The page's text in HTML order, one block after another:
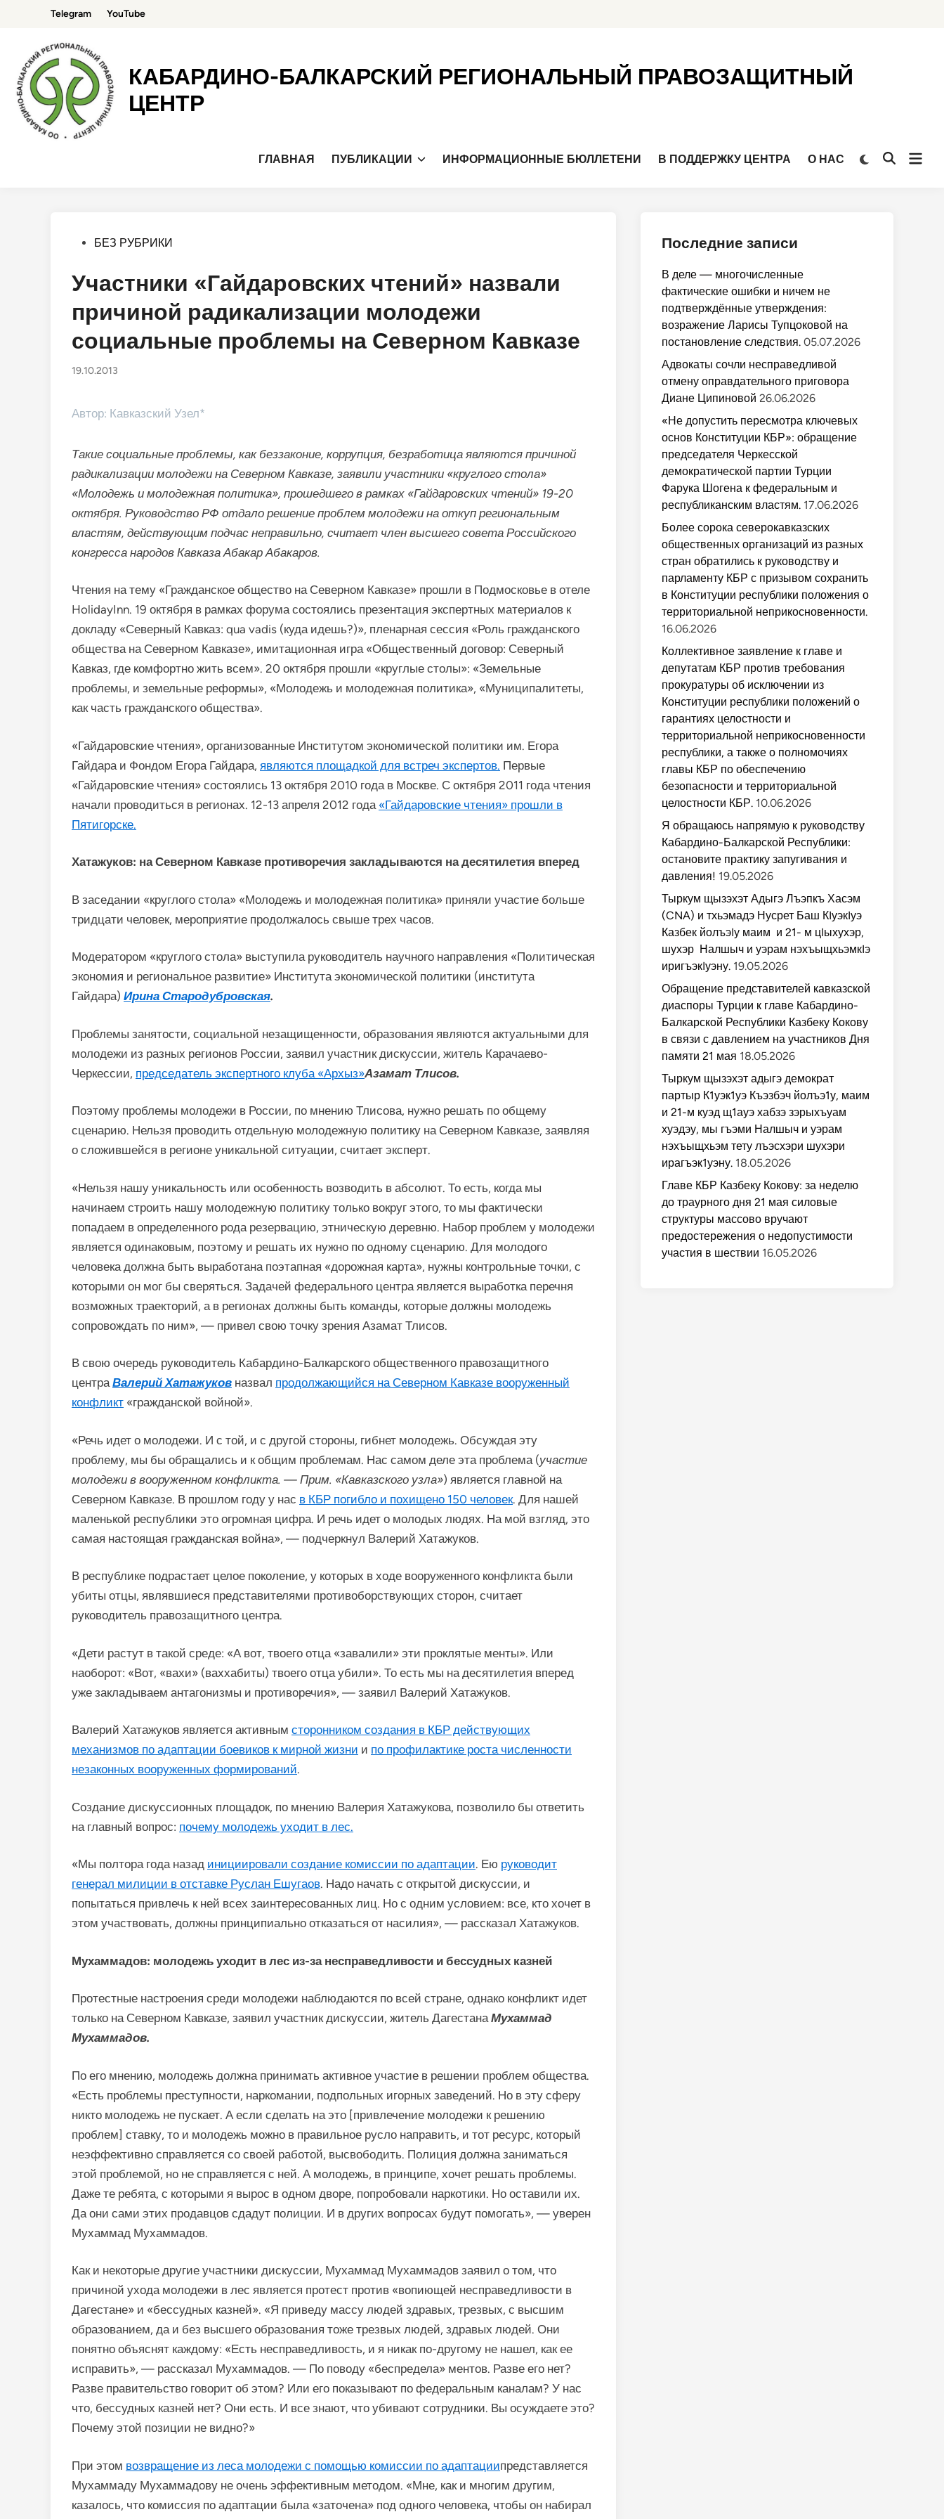
содержимому
Telegram YouTube
КАБАРДИНО-БАЛКАРСКИЙ РЕГИОНАЛЬНЫЙ ПРАВОЗАЩИТНЫЙ
ЦЕНТР
ГЛАВНАЯ ПУБЛИКАЦИИ ИНФОРМАЦИОННЫЕ БЮЛЛЕТЕНИ В ПОДДЕРЖКУ ЦЕНТРА О НАС
Переключить
Открыть
Опубликовано
БЕЗ РУБРИКИ
Участники «Гайдаровских чтений» назвали
причиной радикализации молодежи
социальные проблемы на Северном Кавказе
19.10.2013
Автор: Кавказский Узел*
Такие социальные проблемы, как беззаконие, коррупция, безработица являются причиной
радикализации молодежи на Северном Кавказе, заявили участники «круглого стола»
«Молодежь и молодежная политика», прошедшего в рамках «Гайдаровских чтений» 19-20
октября. Руководство РФ отдало решение проблем молодежи на откуп региональным
властям, действующим подчас неправильно, считает член высшего совета Российского
конгресса народов Кавказа Абакар Абакаров.
Чтения на тему «Гражданское общество на Северном Кавказе» прошли в Подмосковье в отеле
HolidayInn. 19 октября в рамках форума состоялись презентация экспертных материалов к
докладу «Северный Кавказ: qua vadis (куда идешь?)», пленарная сессия «Роль гражданского
общества на Северном Кавказе», имитационная игра «Общественный договор: Северный
Кавказ, где комфортно жить всем». 20 октября прошли «круглые столы»: «Земельные
проблемы, и земельные реформы», «Молодежь и молодежная политика», «Муниципалитеты,
как часть гражданского общества».
«Гайдаровские чтения», организованные Институтом экономической политики им. Егора
Гайдара и Фондом Егора Гайдара, являются площадкой для встреч экспертов. Первые
«Гайдаровские чтения» состоялись 13 октября 2010 года в Москве. С октября 2011 года чтения
начали проводиться в регионах. 12-13 апреля 2012 года «Гайдаровские чтения» прошли в
Пятигорске.
Хатажуков: на Северном Кавказе противоречия закладываются на десятилетия вперед
В заседании «круглого стола» «Молодежь и молодежная политика» приняли участие больше
тридцати человек, мероприятие продолжалось свыше трех часов.
Модератором «круглого стола» выступила руководитель научного направления «Политическая
экономия и региональное развитие» Института экономической политики (института
Гайдара) Ирина Стародубровская.
Проблемы занятости, социальной незащищенности, образования являются актуальными для
молодежи из разных регионов России, заявил участник дискуссии, житель Карачаево-
Черкессии, председатель экспертного клуба «Архыз»Азамат Тлисов.
Поэтому проблемы молодежи в России, по мнению Тлисова, нужно решать по общему
сценарию. Нельзя проводить отдельную молодежную политику на Северном Кавказе, заявляя
о сложившейся в регионе уникальной ситуации, считает эксперт.
«Нельзя нашу уникальность или особенность возводить в абсолют. То есть, когда мы
начинаем строить нашу молодежную политику только вокруг этого, то мы фактически
попадаем в определенного рода резервацию, этническую деревню. Набор проблем у молодежи
является одинаковым, поэтому и решать их нужно по одному сценарию. Для молодого
человека должна быть выработана поэтапная «дорожная карта», нужны контрольные точки, с
которыми он мог бы сверяться. Задачей федерального центра является выработка перечня
возможных траекторий, а в регионах должны быть команды, которые должны молодежь
сопровождать по ним», — привел свою точку зрения Азамат Тлисов.
В свою очередь руководитель Кабардино-Балкарского общественного правозащитного
центраВалерий Хатажуков назвал продолжающийся на Северном Кавказе вооруженный
конфликт «гражданской войной».
«Речь идет о молодежи. И с той, и с другой стороны, гибнет молодежь. Обсуждая эту
проблему, мы бы обращались и к общим проблемам. Нас самом деле эта проблема (участие
молодежи в вооруженном конфликта. — Прим. «Кавказского узла») является главной на
Северном Кавказе. В прошлом году у нас в КБР погибло и похищено 150 человек. Для нашей
маленькой республики это огромная цифра. И речь идет о молодых людях. На мой взгляд, это
самая настоящая гражданская война», — подчеркнул Валерий Хатажуков.
В республике подрастает целое поколение, у которых в ходе вооруженного конфликта были
убиты отцы, являвшиеся представителями противоборствующих сторон, считает
руководитель правозащитного центра.
«Дети растут в такой среде: «А вот, твоего отца «завалили» эти проклятые менты». Или
наоборот: «Вот, «вахи» (ваххабиты) твоего отца убили». То есть мы на десятилетия вперед
уже закладываем антагонизмы и противоречия», — заявил Валерий Хатажуков.
Валерий Хатажуков является активным сторонником создания в КБР действующих
механизмов по адаптации боевиков к мирной жизни и по профилактике роста численности
незаконных вооруженных формирований.
Создание дискуссионных площадок, по мнению Валерия Хатажукова, позволило бы ответить
на главный вопрос: почему молодежь уходит в лес.
«Мы полтора года назад инициировали создание комиссии по адаптации. Ею руководит
генерал милиции в отставке Руслан Ешугаов. Надо начать с открытой дискуссии, и
попытаться привлечь к ней всех заинтересованных лиц. Но с одним условием: все, кто хочет в
этом участвовать, должны принципиально отказаться от насилия», — рассказал Хатажуков.
Мухаммадов: молодежь уходит в лес из-за несправедливости и бессудных казней
Протестные настроения среди молодежи наблюдаются по всей стране, однако конфликт идет
только на Северном Кавказе, заявил участник дискуссии, житель ДагестанаМухаммад
Мухаммадов.
По его мнению, молодежь должна принимать активное участие в решении проблем общества.
«Есть проблемы преступности, наркомании, подпольных игорных заведений. Но в эту сферу
никто молодежь не пускает. А если сделать на это [привлечение молодежи к решению
проблем] ставку, то и молодежь можно в правильное русло направить, и тот ресурс, который
неэффективно справляется со своей работой, высвободить. Полиция должна заниматься
этой проблемой, но не справляется с ней. А молодежь, в принципе, хочет решать проблемы.
Даже те ребята, с которыми я вырос в одном дворе, попробовали наркотики. Но оставили их.
Да они сами этих продавцов сдадут полиции. И в других вопросах будут помогать», — уверен
Мухаммад Мухаммадов.
Как и некоторые другие участники дискуссии, Мухаммад Мухаммадов заявил о том, что
причиной ухода молодежи в лес является протест против «вопиющей несправедливости в
Дагестане» и «бессудных казней». «Я приведу массу людей здравых, трезвых, с высшим
образованием, да и без высшего образования тоже трезвых людей, здравых людей. Они
понятно объяснят каждому: «Есть несправедливость, и я никак по-другому не нашел, как ее
исправить», — рассказал Мухаммадов. — По поводу «беспредела» ментов. Разве его нет?
Разве правительство говорит об этом? Или его показывают по федеральным каналам? У нас
что, бессудных казней нет? Они есть. И все знают, что убивают сотрудники. Вы осуждаете это?
Почему этой позиции не видно?»
При этом возвращение из леса молодежи с помощью комиссии по адаптациипредставляется
Мухаммаду Мухаммадову не очень эффективным методом. «Мне, как и многим другим,
казалось, что комиссия по адаптации была «заточена» под одного человека, чтобы он набирал
Последние записи
В деле — многочисленные
фактические ошибки и ничем не
подтверждённые утверждения:
возражение Ларисы Тупцоковой на
постановление следствия. 05.07.2026
Адвокаты сочли несправедливой
отмену оправдательного приговора
Диане Ципиновой 26.06.2026
«Не допустить пересмотра ключевых
основ Конституции КБР»: обращение
председателя Черкесской
демократической партии Турции
Фарука Шогена к федеральным и
республиканским властям. 17.06.2026
Более сорока северокавказских
общественных организаций из разных
стран обратились к руководству и
парламенту КБР с призывом сохранить
в Конституции республики положения о
территориальной неприкосновенности.
16.06.2026
Коллективное заявление к главе и
депутатам КБР против требования
прокуратуры об исключении из
Конституции республики положений о
гарантиях целостности и
территориальной неприкосновенности
республики, а также о полномочиях
главы КБР по обеспечению
безопасности и территориальной
целостности КБР. 10.06.2026
Я обращаюсь напрямую к руководству
Кабардино-Балкарской Республики:
остановите практику запугивания и
давления! 19.05.2026
Тыркум щызэхэт Адыгэ Лъэпкъ Хасэм
(CNA) и тхьэмадэ Нусрет Баш КIуэкIуэ
Казбек йолъэIу маим и 21- м цIыхухэр,
шухэр Налшыч и уэрам нэхъыщхьэмкIэ
иригъэкIуэну. 19.05.2026
Обращение представителей кавказской
диаспоры Турции к главе Кабардино-
Балкарской Республики Казбеку Кокову
в связи с давлением на участников Дня
памяти 21 мая 18.05.2026
Тыркум щызэхэт адыгэ демократ
партыр К1уэк1уэ Къэзбэч йолъэ1у, маим
и 21-м куэд щ1ауэ хабзэ зэрыхъуам
хуэдэу, мы гъэми Налшыч и уэрам
нэхъыщхьэм тету лъэсхэри шухэри
ирагъэк1уэну. 18.05.2026
Главе КБР Казбеку Кокову: за неделю
до траурного дня 21 мая силовые
структуры массово вручают
предостережения о недопустимости
участия в шествии 16.05.2026